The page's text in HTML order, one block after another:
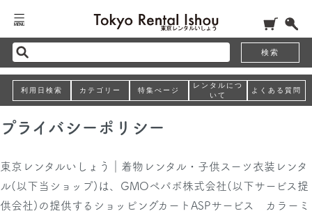
検索
利用日検索 カテゴリー 特集ぺージ
レンタルにつ
いて
よくある質問
TOP> プライバシーポリシー
プライバシーポリシー
東京レンタルいしょう｜着物レンタル・子供スーツ衣装レンタ
ル(以下当ショップ)は、 GMOペパボ株式会社 (以下サービス提
供会社)の提供するショッピングカートASPサービス
カラーミ